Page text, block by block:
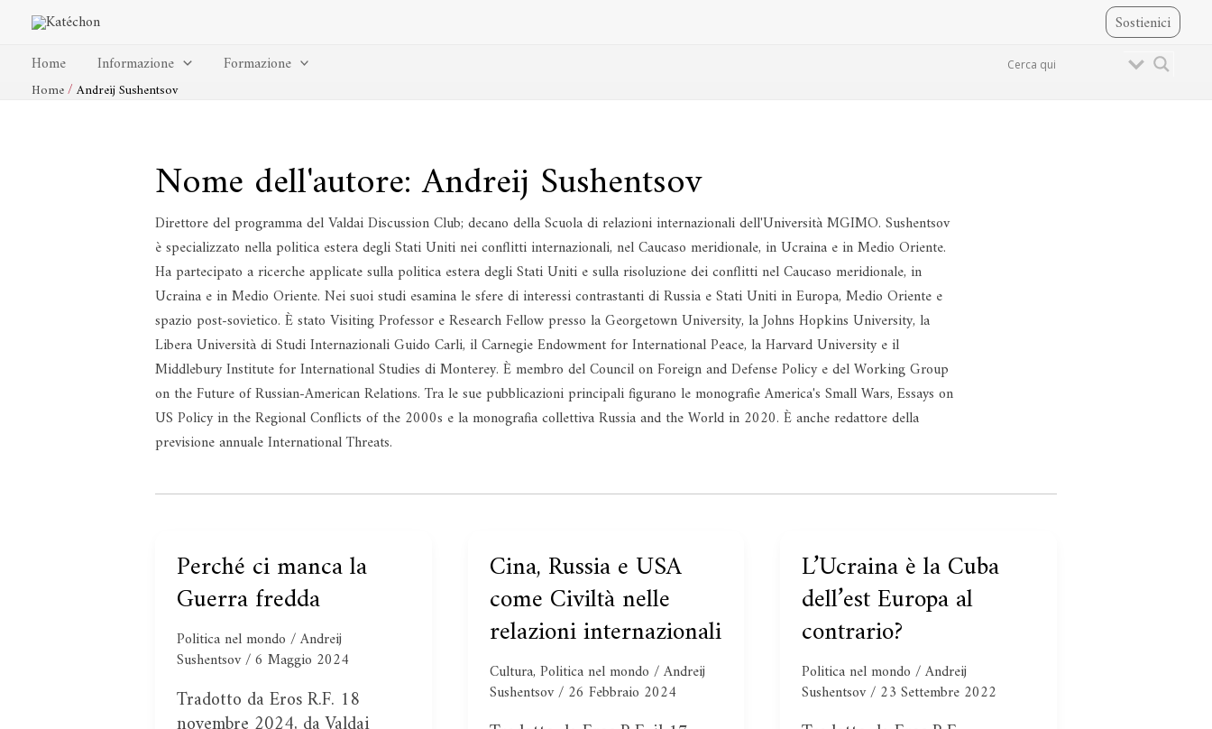
contenuto
Sostienici
Home
Informazione Formazione
Home Andreij Sushentsov
Nome dell'autore: Andreij Sushentsov
Direttore del programma del Valdai Discussion Club; decano della Scuola di relazioni internazionali dell'Università MGIMO. Sushentsov
è specializzato nella politica estera degli Stati Uniti nei conflitti internazionali, nel Caucaso meridionale, in Ucraina e in Medio Oriente.
Ha partecipato a ricerche applicate sulla politica estera degli Stati Uniti e sulla risoluzione dei conflitti nel Caucaso meridionale, in
Ucraina e in Medio Oriente. Nei suoi studi esamina le sfere di interessi contrastanti di Russia e Stati Uniti in Europa, Medio Oriente e
spazio post-sovietico. È stato Visiting Professor e Research Fellow presso la Georgetown University, la Johns Hopkins University, la
Libera Università di Studi Internazionali Guido Carli, il Carnegie Endowment for International Peace, la Harvard University e il
Middlebury Institute for International Studies di Monterey. È membro del Council on Foreign and Defense Policy e del Working Group
on the Future of Russian-American Relations. Tra le sue pubblicazioni principali figurano le monografie America's Small Wars, Essays on
US Policy in the Regional Conflicts of the 2000s e la monografia collettiva Russia and the World in 2020. È anche redattore della
previsione annuale International Threats.
Perché ci manca la
Guerra fredda
Politica nel mondo /Andreij
Sushentsov/6 Maggio 2024
Tradotto da Eros R.F. 18
Perché
ci
manca
la
Guerra
fredda
Cina, Russia e USA
come Civiltà nelle
relazioni internazionali
Cultura, Politica nel mondo /Andreij
Sushentsov/ 26 Febbraio 2024
Cina,
Russia
e
USA
come
Civiltà
L’Ucraina è la Cuba
dell’est Europa al
contrario?
Politica nel mondo /Andreij
Sushentsov/ 23 Settembre 2022
L’Ucraina
è
la
Cuba
dell’est
Europa